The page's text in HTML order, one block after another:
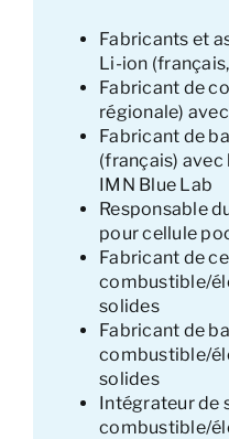
Fabricants et
Li-ion
Fabricant de
régionale)
Fabricant de
(français)
IMN Blue Lab
Responsable
pour cellule
Fabricant de
combustible/
solides
Fabricant de
combustible/
solides
Intégrateur de
combustible/